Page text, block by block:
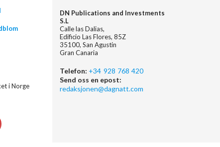
i Norge
DN Publications and Investments
S.L
Calle las Dalias,
Edificio Las Flores, 85Z
35100, San Agustin
Gran Canaria
Telefon: +34 928 768 420
Send oss en epost:
redaksjonen@dagnatt.com